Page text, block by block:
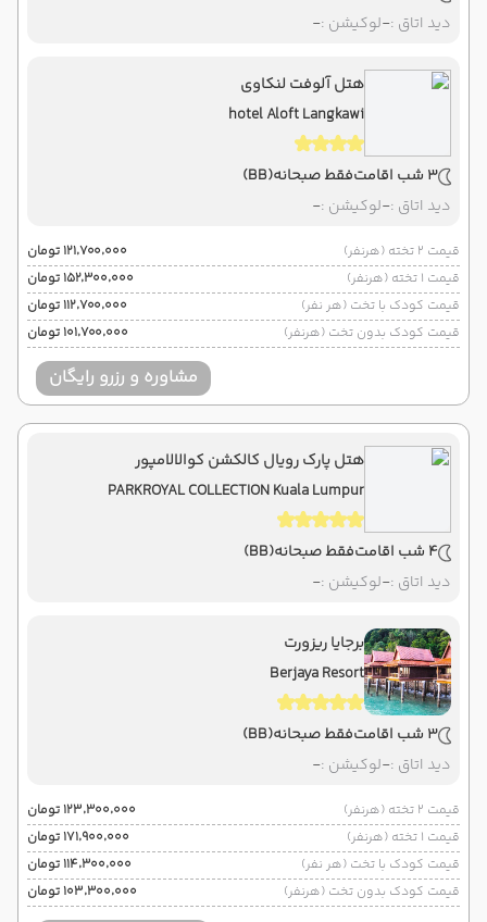
دید اتاق :-لوکیشن :-
هتل آلوفت لنکاوی
hotel Aloft Langkawi
3 شب اقامت فقط صبحانه(BB)
دید اتاق :-لوکیشن :-
قیمت 2 تخته (هرنفر)
۱۲۱٬۷۰۰٬۰۰۰ تومان
قیمت 1 تخته (هرنفر)
۱۵۲٬۳۰۰٬۰۰۰ تومان
قیمت کودک با تخت (هر نفر)
۱۱۲٬۷۰۰٬۰۰۰ تومان
قیمت کودک بدون تخت (هرنفر)
۱۰۱٬۷۰۰٬۰۰۰ تومان
مشاوره و رزرو رایگان
هتل پارک رویال کالکشن کوالالامپور
PARKROYAL COLLECTION Kuala Lumpur
4 شب اقامت فقط صبحانه(BB)
دید اتاق :-لوکیشن :-
برجایا ریزورت
Berjaya Resort
3 شب اقامت فقط صبحانه(BB)
دید اتاق :-لوکیشن :-
قیمت 2 تخته (هرنفر)
۱۲۳٬۳۰۰٬۰۰۰ تومان
قیمت 1 تخته (هرنفر)
۱۷۱٬۹۰۰٬۰۰۰ تومان
قیمت کودک با تخت (هر نفر)
۱۱۴٬۳۰۰٬۰۰۰ تومان
قیمت کودک بدون تخت (هرنفر)
۱۰۳٬۳۰۰٬۰۰۰ تومان